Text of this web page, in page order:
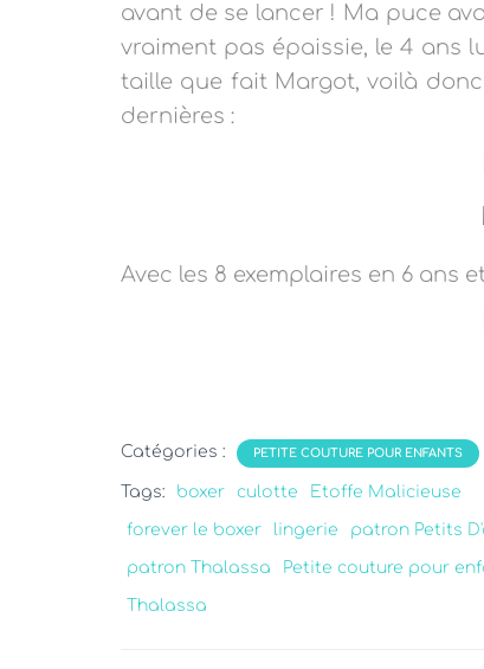
avant de se lancer ! Ma puce
vraiment pas épaissie, le 4 ans
taille que fait Margot, voilà
dernières :
Avec les 8 exemplaires en 6 ans
Catégories : PETITE COUTURE POUR ENFANTS
Tags: boxer culotte Etoffe Malicieuse
forever le boxer lingerie patron Petits
patron Thalassa Petite couture pour
Thalassa